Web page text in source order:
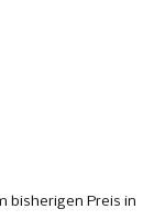
bisherigen Preis in